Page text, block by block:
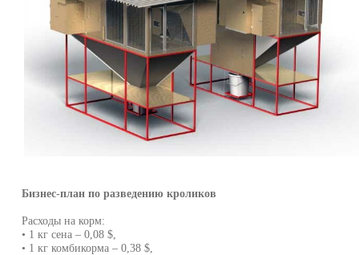
Бизнес-план по разведению кроликов
Расходы на корм:
• 1 кг сена – 0,08 $,
• 1 кг комбикорма – 0,38 $,